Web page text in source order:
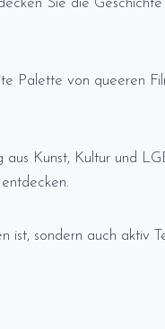
Sie die
Palette von queeren
Kunst, Kultur und
sondern auch aktiv